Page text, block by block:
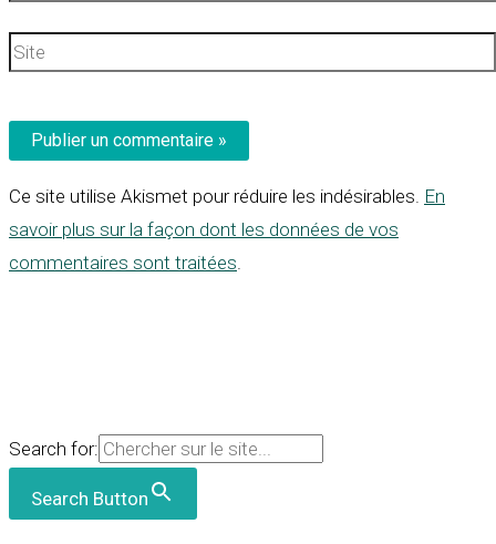
Site
Ce site utilise Akismet pour réduire les indésirables. En
savoir plus sur la façon dont les données de vos
commentaires sont traitées.
Search for:
Search Button